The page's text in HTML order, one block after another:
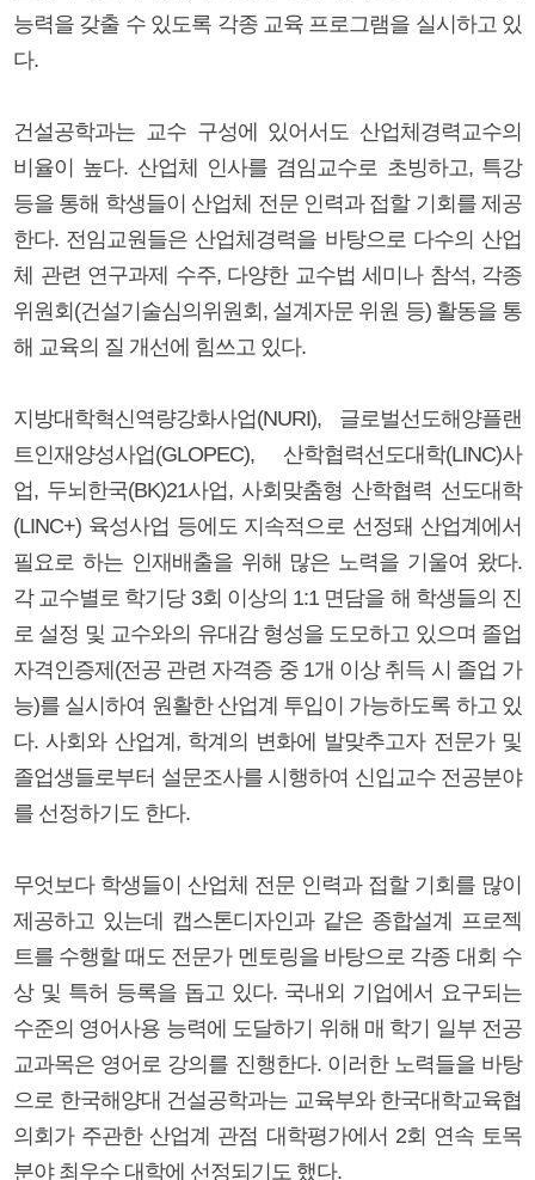
능력을 갖출 수 있도록 각종 교육 프로그램을 실시하고 있
다.
건설공학과는 교수 구성에 있어서도 산업체경력교수의
비율이 높다. 산업체 인사를 겸임교수로 초빙하고, 특강
등을 통해 학생들이 산업체 전문 인력과 접할 기회를 제공
한다. 전임교원들은 산업체경력을 바탕으로 다수의 산업
체 관련 연구과제 수주, 다양한 교수법 세미나 참석, 각종
위원회(건설기술심의위원회, 설계자문 위원 등) 활동을 통
해 교육의 질 개선에 힘쓰고 있다.
지방대학혁신역량강화사업(NURI), 글로벌선도해양플랜
트인재양성사업(GLOPEC), 산학협력선도대학(LINC)사
업, 두뇌한국(BK)21사업, 사회맞춤형 산학협력 선도대학
(LINC+) 육성사업 등에도 지속적으로 선정돼 산업계에서
필요로 하는 인재배출을 위해 많은 노력을 기울여 왔다.
각 교수별로 학기당 3회 이상의 1:1 면담을 해 학생들의 진
로 설정 및 교수와의 유대감 형성을 도모하고 있으며 졸업
자격인증제(전공 관련 자격증 중 1개 이상 취득 시 졸업 가
능)를 실시하여 원활한 산업계 투입이 가능하도록 하고 있
다. 사회와 산업계, 학계의 변화에 발맞추고자 전문가 및
졸업생들로부터 설문조사를 시행하여 신입교수 전공분야
를 선정하기도 한다.
무엇보다 학생들이 산업체 전문 인력과 접할 기회를 많이
제공하고 있는데 캡스톤디자인과 같은 종합설계 프로젝
트를 수행할 때도 전문가 멘토링을 바탕으로 각종 대회 수
상 및 특허 등록을 돕고 있다. 국내외 기업에서 요구되는
수준의 영어사용 능력에 도달하기 위해 매 학기 일부 전공
교과목은 영어로 강의를 진행한다. 이러한 노력들을 바탕
으로 한국해양대 건설공학과는 교육부와 한국대학교육협
의회가 주관한 산업계 관점 대학평가에서 2회 연속 토목
분야 최우수 대학에 선정되기도 했다.